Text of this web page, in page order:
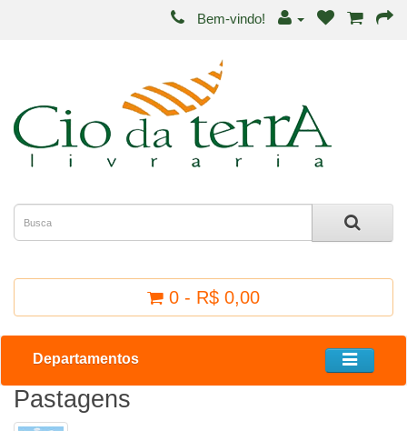
Bem-vindo!
0 - R$ 0,00
Departamentos
Pastagens